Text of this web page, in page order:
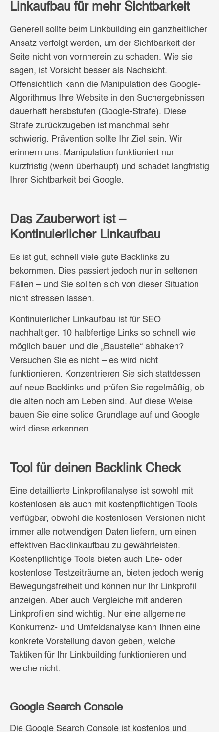
Linkaufbau für mehr Sichtbarkeit
Generell sollte beim Linkbuilding ein ganzheitlicher
Ansatz verfolgt werden, um der Sichtbarkeit der
Seite nicht von vornherein zu schaden. Wie sie
sagen, ist Vorsicht besser als Nachsicht.
Offensichtlich kann die Manipulation des Google-
Algorithmus Ihre Website in den Suchergebnissen
dauerhaft herabstufen (Google-Strafe). Diese
Strafe zurückzugeben ist manchmal sehr
schwierig. Prävention sollte Ihr Ziel sein. Wir
erinnern uns: Manipulation funktioniert nur
kurzfristig (wenn überhaupt) und schadet langfristig
Ihrer Sichtbarkeit bei Google.
Das Zauberwort ist –
Kontinuierlicher Linkaufbau
Es ist gut, schnell viele gute Backlinks zu
bekommen. Dies passiert jedoch nur in seltenen
Fällen – und Sie sollten sich von dieser Situation
nicht stressen lassen.
Kontinuierlicher Linkaufbau ist für SEO
nachhaltiger. 10 halbfertige Links so schnell wie
möglich bauen und die „Baustelle“ abhaken?
Versuchen Sie es nicht – es wird nicht
funktionieren. Konzentrieren Sie sich stattdessen
auf neue Backlinks und prüfen Sie regelmäßig, ob
die alten noch am Leben sind. Auf diese Weise
bauen Sie eine solide Grundlage auf und Google
wird diese erkennen.
Tool für deinen Backlink Check
Eine detaillierte Linkprofilanalyse ist sowohl mit
kostenlosen als auch mit kostenpflichtigen Tools
verfügbar, obwohl die kostenlosen Versionen nicht
immer alle notwendigen Daten liefern, um einen
effektiven Backlinkaufbau zu gewährleisten.
Kostenpflichtige Tools bieten auch Lite- oder
kostenlose Testzeiträume an, bieten jedoch wenig
Bewegungsfreiheit und können nur Ihr Linkprofil
anzeigen. Aber auch Vergleiche mit anderen
Linkprofilen sind wichtig. Nur eine allgemeine
Konkurrenz- und Umfeldanalyse kann Ihnen eine
konkrete Vorstellung davon geben, welche
Taktiken für Ihr Linkbuilding funktionieren und
welche nicht.
Google Search Console
Die Google Search Console ist kostenlos und